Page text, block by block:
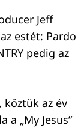
Jeff
estét: Pardo
pedig az
az év
„My Jesus”